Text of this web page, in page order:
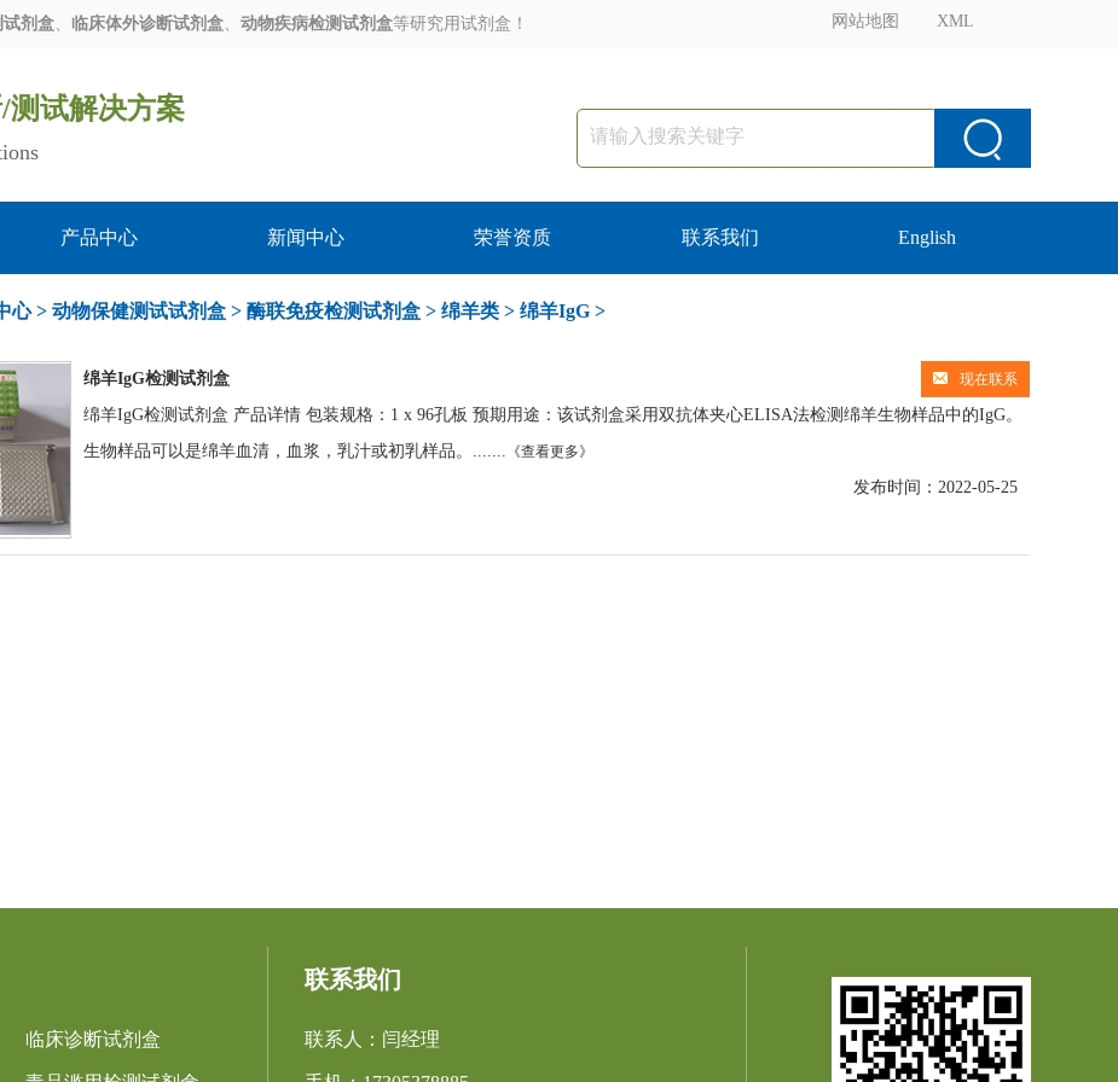
剂盒、 临床体外诊断试剂盒、 动物疾病检测试剂盒等研究用试剂盒！ XML
网站地图
测试解决方案
产品中心 新闻中心 荣誉资质 联系我们 English
心> 动物保健测试试剂盒 > 酶联免疫检测试剂盒 > 绵羊类 > 绵羊IgG >
现在联系
绵羊IgG检测试剂盒
绵羊IgG检测试剂盒 产品详情 包装规格：1 x 96孔板 预期用途：该试剂盒采用双抗体夹心ELISA法检测绵羊生物样品中的IgG。
生物样品可以是绵羊血清，血浆，乳汁或初乳样品。....... 《查看更多》
发布时间：2022-05-25
临床诊断试剂盒
联系我们
联系人：闫经理